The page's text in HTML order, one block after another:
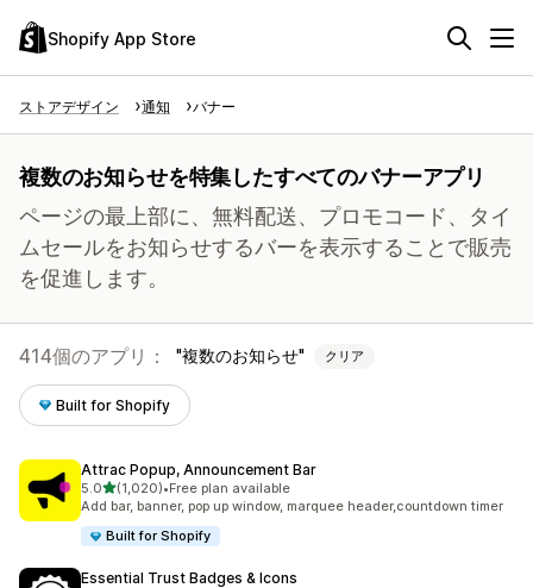
Shopify App Store
ストアデザイン 通知 バナー
複数のお知らせを特集したすべてのバナーアプリ
ページの最上部に、無料配送、プロモコード、タイ
ムセールをお知らせするバーを表示することで販売
を促進します。
414個のアプリ： 複数のお知らせ クリア
Built for Shopify
Attrac Popup, Announcement Bar
5.05つ星中
(1,020)
合計レビュー数：1020件
•Free plan available
Add bar, banner, pop up window, marquee header,countdown timer
Built for Shopify
Essential Trust Badges & Icons